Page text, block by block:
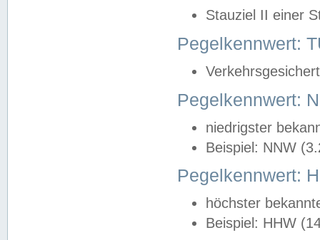
Stauziel II einer
Pegelkennwert:
Pegelkennwert:
niedrigster
Beispiel: NNW
Pegelkennwert:
höchster
Beispiel: HHW